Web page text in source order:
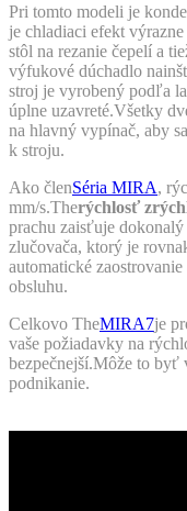
Pri tomto modeli je
je chladiaci efekt
stôl na rezanie čepelí a
výfukové dúchadlo
stroj je vyrobený podľa
úplne uzavreté.Všetky
na hlavný vypínač, aby
k stroju.
Ako členSéria MIRA,
mm/s.Therýchlosť
prachu zaisťuje
zlučovača, ktorý je
automatické
obsluhu.
Celkovo TheMIRA7je
vaše požiadavky na
bezpečnejší.Môže to byť
podnikanie.